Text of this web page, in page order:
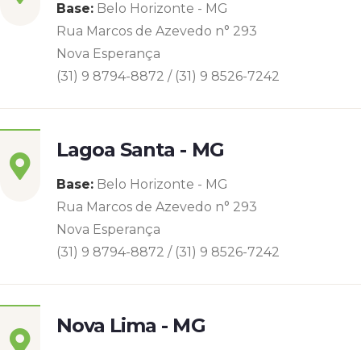
Base: Belo Horizonte - MG
Rua Marcos de Azevedo n° 293
Nova Esperança
(31) 9 8794-8872 / (31) 9 8526-7242
Lagoa Santa - MG
Base: Belo Horizonte - MG
Rua Marcos de Azevedo n° 293
Nova Esperança
(31) 9 8794-8872 / (31) 9 8526-7242
Nova Lima - MG